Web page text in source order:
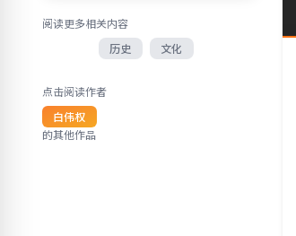
阅读更多相关内容
历史
文化
点击阅读作者
白伟权
的其他作品